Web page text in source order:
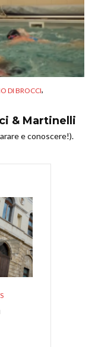
DI BROCCI,
& Martinelli
e conoscere!).